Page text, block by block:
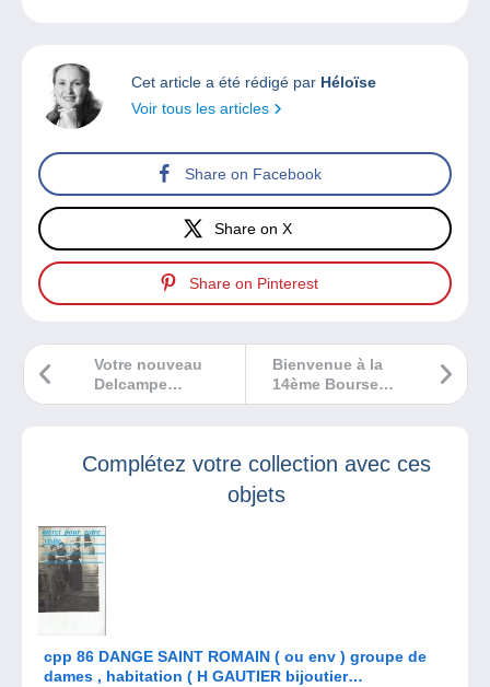
Cet article a été rédigé par Héloïse
Voir tous les articles
Share on Facebook
Share on X
Share on Pinterest
Bienvenue à la
14ème Bourse
Multicollections
Votre nouveau
Delcampe
Magazine est à lire
Complétez votre collection avec ces
objets
cpp 86 DANGE SAINT ROMAIN ( ou env ) groupe de
dames , habitation ( H GAUTIER bijoutier